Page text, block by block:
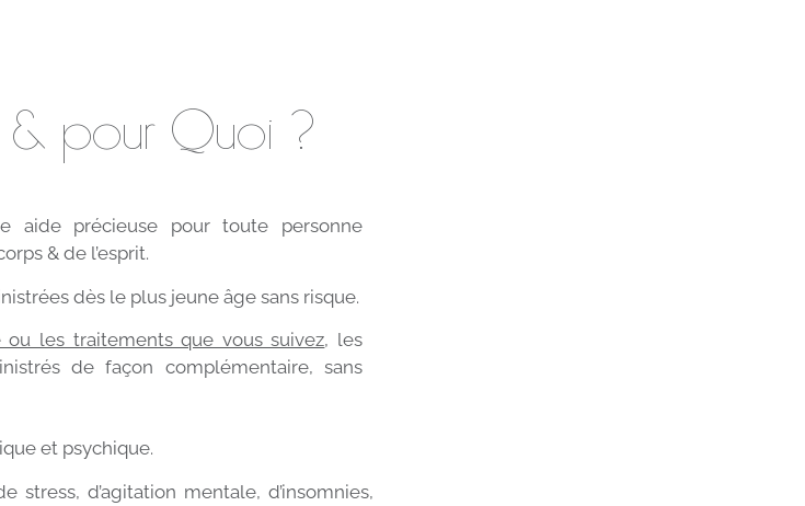
& pour Quoi ?
aide précieuse pour toute personne
& de l’esprit.
dès le plus jeune âge sans risque.
les traitements que vous suivez, les
de façon complémentaire, sans
et psychique.
d’agitation mentale, d’insomnies,